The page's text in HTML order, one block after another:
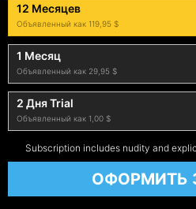
12 Месяцев
Объявленный как 119,95 $
1 Месяц
Объявленный как 29,95 $
2 Дня Trial
Объявленный как 1,00 $
Subscription includes nudity and
ОФОРМИТЬ